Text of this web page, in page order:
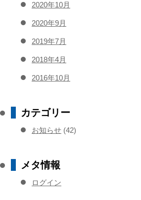
2020年10月
2020年9月
2019年7月
2018年4月
2016年10月
カテゴリー
お知らせ (42)
メタ情報
ログイン